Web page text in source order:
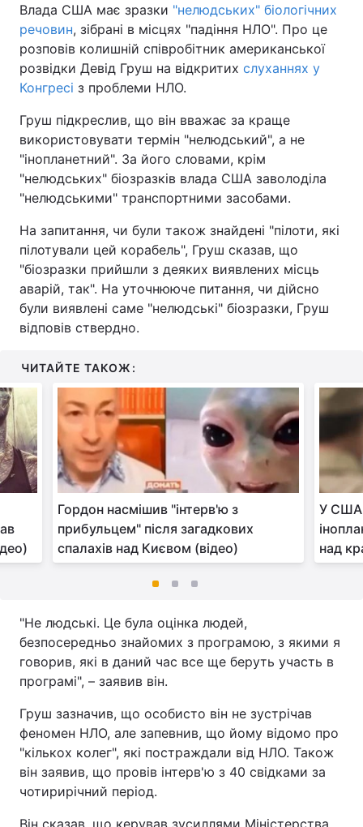
Влада США має зразки "нелюдських" біологічних
речовин, зібрані в місцях "падіння НЛО". Про це
розповів колишній співробітник американської
розвідки Девід Груш на відкритих слуханнях у
Конгресі з проблеми НЛО.
Груш підкреслив, що він вважає за краще
використовувати термін "нелюдський", а не
"інопланетний". За його словами, крім
"нелюдських" біозразків влада США заволоділа
"нелюдськими" транспортними засобами.
На запитання, чи були також знайдені "пілоти, які
пілотували цей корабель", Груш сказав, що
"біозразки прийшли з деяких виявлених місць
аварій, так". На уточнююче питання, чи дійсно
були виявлені саме "нелюдські" біозразки, Груш
відповів ствердно.
ЧИТАЙТЕ ТАКОЖ:
Гордон насмішив "інтерв'ю з
прибульцем" після загадкових
спалахів над Києвом (відео)
У США
над
"Не людські. Це була оцінка людей,
безпосередньо знайомих з програмою, з якими я
говорив, які в даний час все ще беруть участь в
програмі", – заявив він.
Груш зазначив, що особисто він не зустрічав
феномен НЛО, але запевнив, що йому відомо про
"кількох колег", які постраждали від НЛО. Також
він заявив, що провів інтерв'ю з 40 свідками за
чотирирічний період.
Він сказав, що керував зусиллями Міністерства